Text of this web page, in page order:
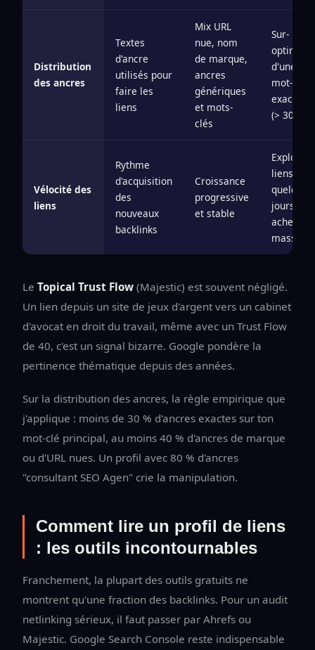
Distribution
des ancres
Textes
d'ancre
utilisés pour
faire les
liens
Mix URL
nue, nom
de marque,
ancres
génériques
et mots-
clés
Sur-
d'une
mot-clé
exacte
(> 30 %)
Vélocité des
liens
Rythme
d'acquisition
des
nouveaux
backlinks
Croissance
progressive
et stable
liens en
quelques
jours
achetés
masse)
Le Topical Trust Flow (Majestic) est souvent négligé.
Un lien depuis un site de jeux d'argent vers un cabinet
d'avocat en droit du travail, même avec un Trust Flow
de 40, c'est un signal bizarre. Google pondère la
pertinence thématique depuis des années.
Sur la distribution des ancres, la règle empirique que
j'applique : moins de 30 % d'ancres exactes sur ton
mot-clé principal, au moins 40 % d'ancres de marque
ou d'URL nues. Un profil avec 80 % d'ancres
"consultant SEO Agen" crie la manipulation.
Comment lire un profil de liens
: les outils incontournables
Franchement, la plupart des outils gratuits ne
montrent qu'une fraction des backlinks. Pour un audit
netlinking sérieux, il faut passer par Ahrefs ou
Majestic. Google Search Console reste indispensable